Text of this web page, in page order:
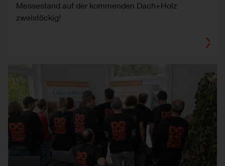
Messestand auf der kommenden Dach+Holz
zweistöckig!